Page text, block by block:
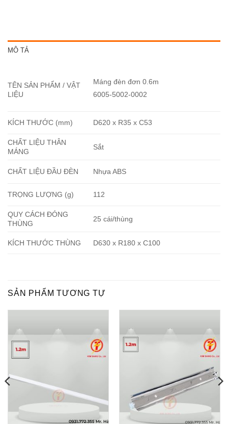
MÔ TẢ
TÊN SẢN PHẨM / VẬT
LIỆU
Máng đèn đơn 0.6m
6005-5002-0002
KÍCH THƯỚC (mm) D620 x R35 x C53
CHẤT LIỆU THÂN
MÁNG
Sắt
CHẤT LIỆU ĐẦU ĐÈN Nhựa ABS
TRỌNG LƯỢNG (g) 112
QUY CÁCH ĐÓNG
THÙNG
25 cái/thùng
KÍCH THƯỚC THÙNG D630 x R180 x C100
SẢN PHẨM TƯƠNG TỰ